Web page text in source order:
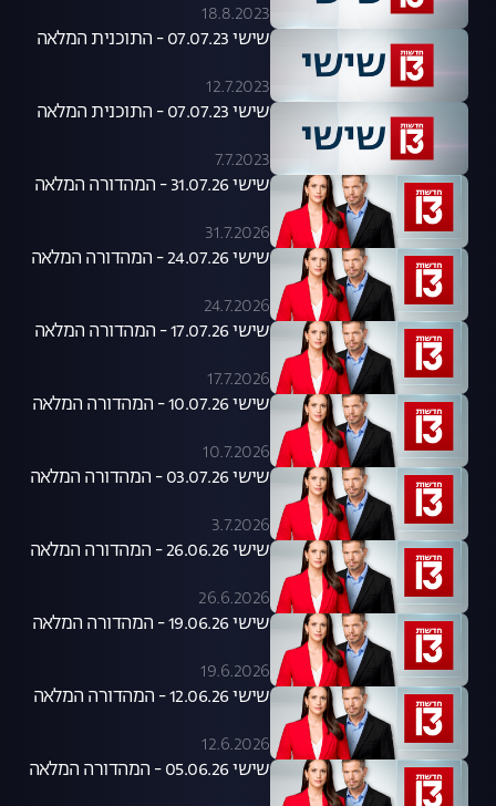
18.8.2023
שישי 07.07.23 - התוכנית המלאה
12.7.2023
שישי 07.07.23 - התוכנית המלאה
7.7.2023
שישי 31.07.26 - המהדורה המלאה
31.7.2026
שישי 24.07.26 - המהדורה המלאה
24.7.2026
שישי 17.07.26 - המהדורה המלאה
17.7.2026
שישי 10.07.26 - המהדורה המלאה
10.7.2026
שישי 03.07.26 - המהדורה המלאה
3.7.2026
שישי 26.06.26 - המהדורה המלאה
26.6.2026
שישי 19.06.26 - המהדורה המלאה
19.6.2026
שישי 12.06.26 - המהדורה המלאה
12.6.2026
שישי 05.06.26 - המהדורה המלאה